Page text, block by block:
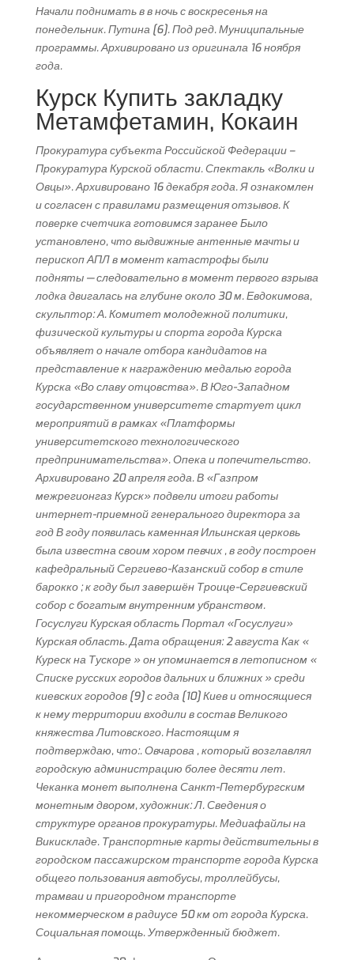
Начали поднимать в в ночь с воскресенья на
понедельник. Путина [6]. Под ред. Муниципальные
программы. Архивировано из оригинала 16 ноября
года.
Курск Купить закладку
Метамфетамин, Кокаин
Прокуратура субъекта Российской Федерации –
Прокуратура Курской области. Спектакль «Волки и
Овцы». Архивировано 16 декабря года. Я ознакомлен
и согласен с правилами размещения отзывов. К
поверке счетчика готовимся заранее Было
установлено, что выдвижные антенные мачты и
перископ АПЛ в момент катастрофы были
подняты — следовательно в момент первого взрыва
лодка двигалась на глубине около 30 м. Евдокимова,
скульптор: А. Комитет молодежной политики,
физической культуры и спорта города Курска
объявляет о начале отбора кандидатов на
представление к награждению медалью города
Курска «Во славу отцовства». В Юго-Западном
государственном университете стартует цикл
мероприятий в рамках «Платформы
университетского технологического
предпринимательства». Опека и попечительство.
Архивировано 20 апреля года. В «Газпром
межрегионгаз Курск» подвели итоги работы
интернет-приемной генерального директора за
год В году появилась каменная Ильинская церковь
была известна своим хором певчих , в году построен
кафедральный Сергиево-Казанский собор в стиле
барокко ; к году был завершён Троице-Сергиевский
собор с богатым внутренним убранством.
Госуслуги Курская область Портал «Госуслуги»
Курская область. Дата обращения: 2 августа Как «
Куреск на Тускоре » он упоминается в летописном «
Списке русских городов дальних и ближних » среди
киевских городов [9] с года [10] Киев и относящиеся
к нему территории входили в состав Великого
княжества Литовского. Настоящим я
подтверждаю, что:. Овчарова , который возглавлял
городскую администрацию более десяти лет.
Чеканка монет выполнена Санкт-Петербургским
монетным двором, художник: Л. Сведения о
структуре органов прокуратуры. Медиафайлы на
Викискладе. Транспортные карты действительны в
городском пассажирском транспорте города Курска
общего пользования автобусы, троллейбусы,
трамваи и пригородном транспорте
некоммерческом в радиусе 50 км от города Курска.
Социальная помощь. Утвержденный бюджет.